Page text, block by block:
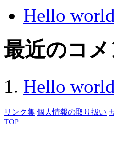
Hello
最近のコメ
Hello
リンク集 個人情報の取り扱い
TOP